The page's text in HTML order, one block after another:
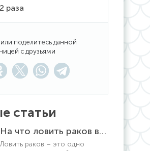
раза
поделитесь данной
с друзьями
статьи
На что ловить раков в раколовке
Ловить раков – это одно